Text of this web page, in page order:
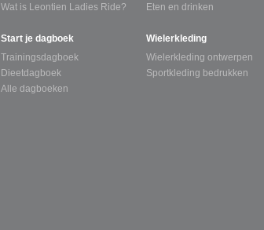
Wat is Leontien Ladies Ride?
Start je dagboek
Trainingsdagboek
Dieetdagboek
Alle dagboeken
Eten en drinken
Wielerkleding
Wielerkleding ontwerpen
Sportkleding bedrukken